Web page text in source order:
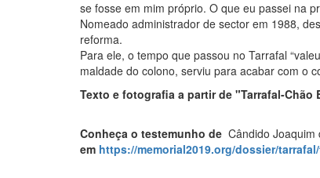
se fosse em mim próprio. O que eu passei na
Nomeado administrador de sector em 1988,
reforma.
Para ele, o tempo que passou no Tarrafal
maldade do colono, serviu para acabar com o
Texto e fotografia a partir de "Tarrafal-Chão
Conheça o testemunho de Cândido Joaquim
em https://memorial2019.org/dossier/